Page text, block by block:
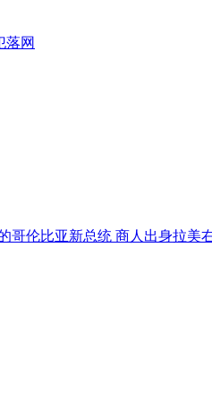
落网
哥伦比亚新总统 商人出身拉美